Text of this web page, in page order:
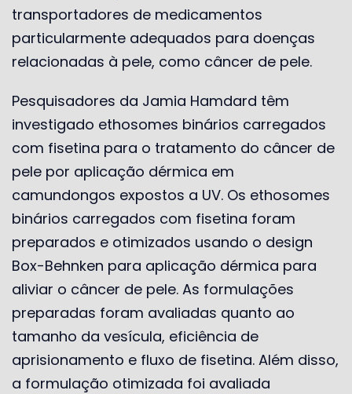
transportadores de medicamentos
particularmente adequados para doenças
relacionadas à pele, como câncer de pele.
Pesquisadores da Jamia Hamdard têm
investigado ethosomes binários carregados
com fisetina para o tratamento do câncer de
pele por aplicação dérmica em
camundongos expostos a UV. Os ethosomes
binários carregados com fisetina foram
preparados e otimizados usando o design
Box-Behnken para aplicação dérmica para
aliviar o câncer de pele. As formulações
preparadas foram avaliadas quanto ao
tamanho da vesícula, eficiência de
aprisionamento e fluxo de fisetina. Além disso,
a formulação otimizada foi avaliada